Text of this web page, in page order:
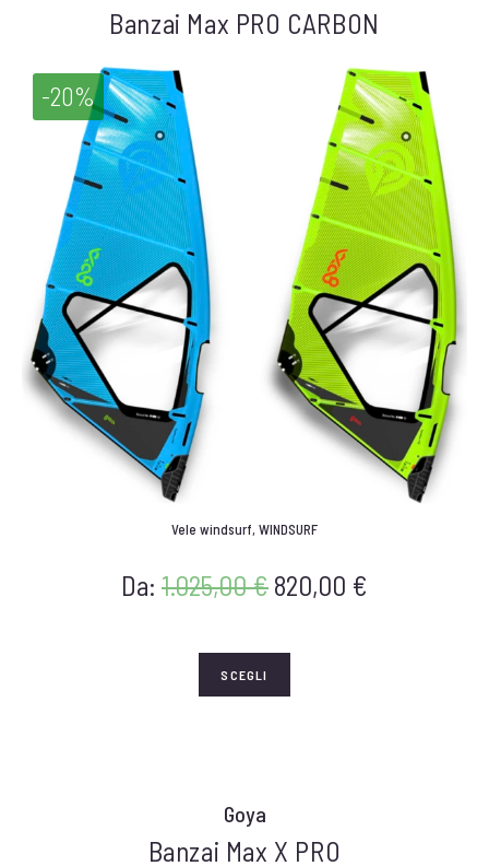
Banzai Max PRO CARBON
-20%
Vele windsurf, WINDSURF
Da: 1.025,00€ 820,00 €
SCEGLI
Goya
Banzai Max X PRO